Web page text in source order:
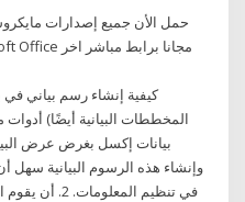
كيفية إنشاء رسم بياني
المخططات البيانية أيضًا)
بيانات إكسل بغرض عرض
وإنشاء هذه الرسوم البيانية سهل
في تنظيم